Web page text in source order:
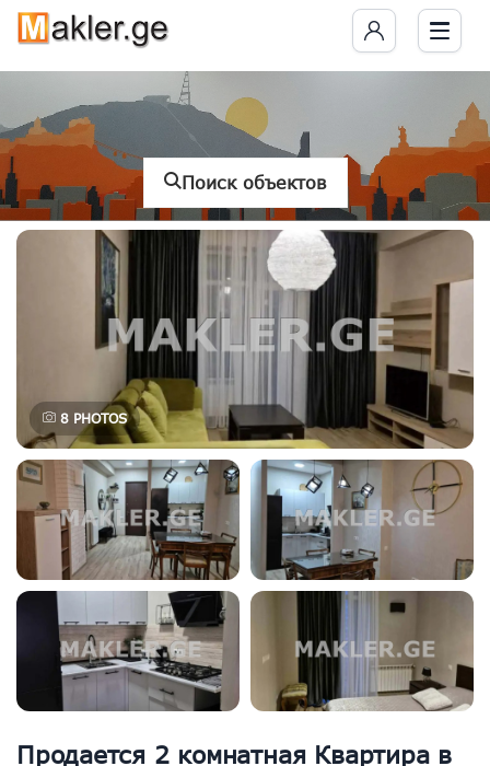
Поиск объектов
8 PHOTOS
Продается 2 комнатная Квартира в